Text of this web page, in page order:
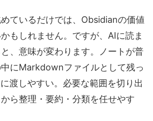
ているだけでは、Obsidianの価値
もしれません。ですが、AIに読ま
、意味が変わります。ノートが普
にMarkdownファイルとして残っ
渡しやすい。必要な範囲を切り出
ら整理・要約・分類を任せやす